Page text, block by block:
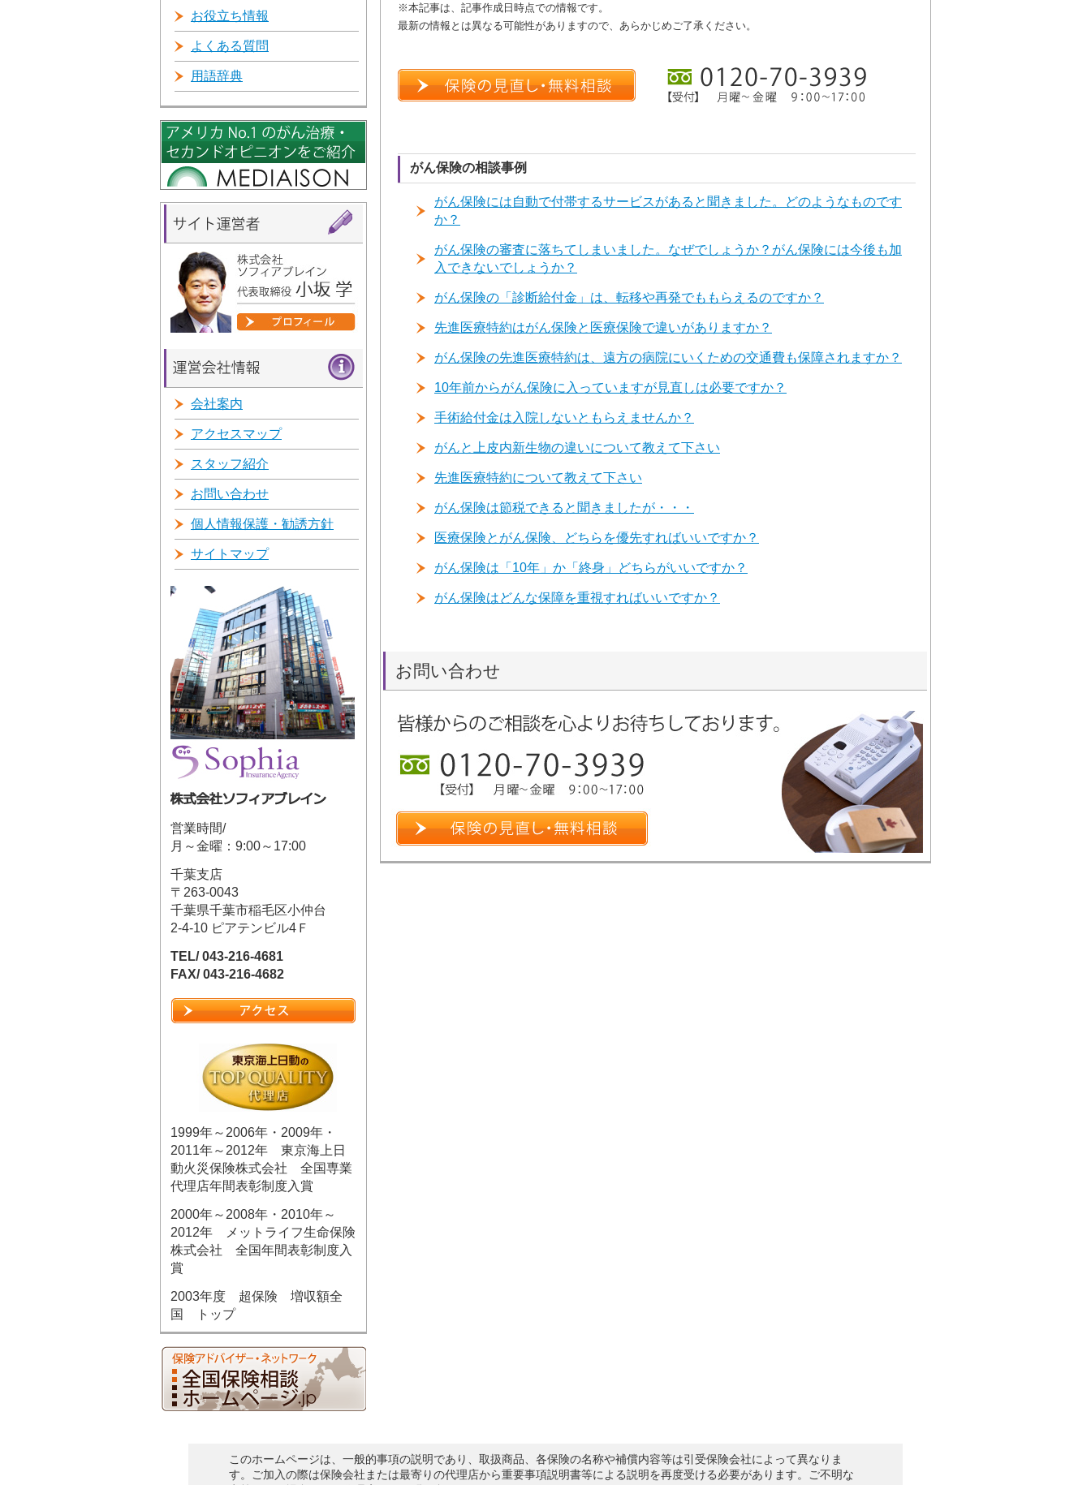
※本記事は、記事作成日時点での情報です。
最新の情報とは異なる可能性がありますので、あらかじめご了承ください。
がん保険の相談事例
がん保険には自動で付帯するサービスがあると聞きました。どのようなものです
か？
がん保険の審査に落ちてしまいました。なぜでしょうか？がん保険には今後も加
入できないでしょうか？
がん保険の「診断給付金」は、転移や再発でももらえるのですか？
先進医療特約はがん保険と医療保険で違いがありますか？
がん保険の先進医療特約は、遠方の病院にいくための交通費も保障されますか？
10年前からがん保険に入っていますが見直しは必要ですか？
手術給付金は入院しないともらえませんか？
がんと上皮内新生物の違いについて教えて下さい
先進医療特約について教えて下さい
がん保険は節税できると聞きましたが・・・
医療保険とがん保険、どちらを優先すればいいですか？
がん保険は「10年」か「終身」どちらがいいですか？
がん保険はどんな保障を重視すればいいですか？
お問い合わせ
お役立ち情報
よくある質問
用語辞典
会社案内
アクセスマップ
スタッフ紹介
お問い合わせ
個人情報保護・勧誘方針
サイトマップ
営業時間/
月～金曜：9:00～17:00
千葉支店
〒263-0043
千葉県千葉市稲毛区小仲台
2-4-10 ピアテンビル4Ｆ
TEL/ 043-216-4681
FAX/ 043-216-4682
1999年～2006年・2009年・
2011年～2012年 東京海上日
動火災保険株式会社 全国専業
代理店年間表彰制度入賞
2000年～2008年・2010年～
2012年 メットライフ生命保険
株式会社 全国年間表彰制度入
賞
2003年度 超保険 増収額全
国 トップ
このホームページは、一般的事項の説明であり、取扱商品、各保険の名称や補償内容等は引受保険会社によって異なりま
す。ご加入の際は保険会社または最寄りの代理店から重要事項説明書等による説明を再度受ける必要があります。ご不明な